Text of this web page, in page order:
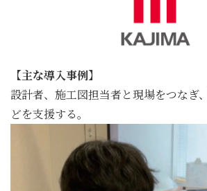
【主な導入事例】
設計者、施工図担当者と現場をつなぎ
どを支援する。